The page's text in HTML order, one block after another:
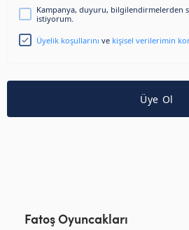
Kampanya, duyuru, bilgilendirmelerden
istiyorum.
Üyelik koşullarını ve kişisel verilerimin
Üye Ol
Fatoş Oyuncakları